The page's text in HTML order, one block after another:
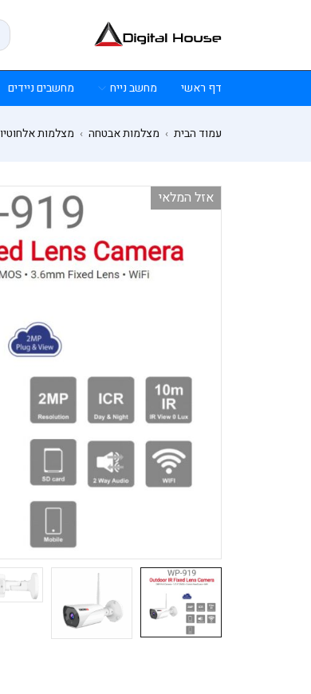
דף ראשי מחשב נייח מחשבים ניידים
עמוד הבית › מצלמות אבטחה › מצלמות
אזל המלאי